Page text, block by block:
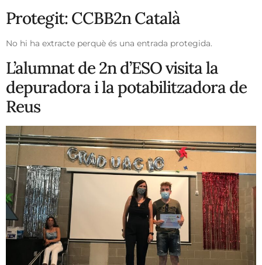
Protegit: CCBB2n Català
No hi ha extracte perquè és una entrada protegida.
L’alumnat de 2n d’ESO visita la
depuradora i la potabilitzadora de
Reus